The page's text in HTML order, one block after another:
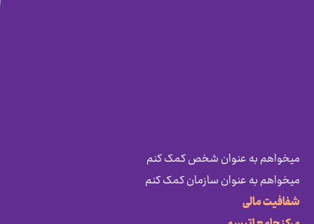
میخواهم به عنوان شخص کمک کنم
میخواهم به عنوان سازمان کمک کنم
شفافیت مالی